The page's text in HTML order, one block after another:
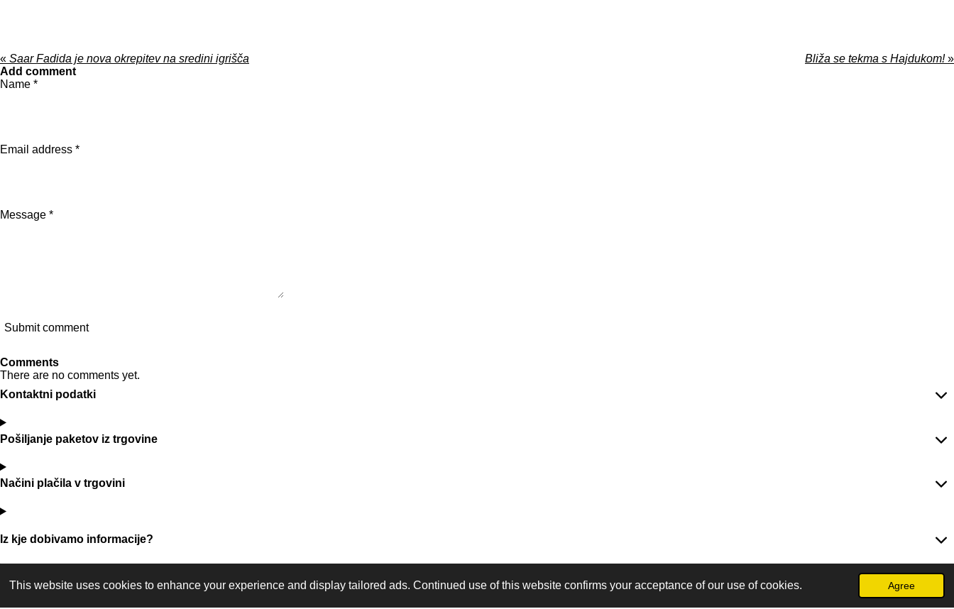
This website uses cookies to enhance your experience and display tailored ads. Continued use of this website confirms your acceptance of our use of cookies. Agree
« Saar Fadida je nova okrepitev na sredini igrišča Bliža se tekma s Hajdukom! »
Add comment
Name *
Email address *
Message *
Submit comment
Comments
There are no comments yet.
Kontaktni podatki
Pošiljanje paketov iz trgovine
Načini plačila v trgovini
Iz kje dobivamo informacije?
admin : Redstrike